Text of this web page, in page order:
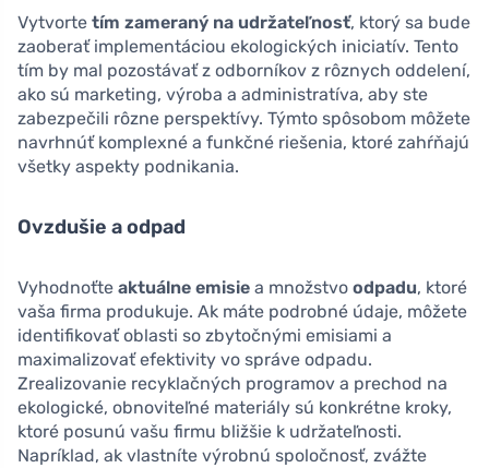
Vytvorte tím zameraný na udržateľnosť, ktorý sa bude
zaoberať implementáciou ekologických iniciatív. Tento
tím by mal pozostávať z odborníkov z rôznych oddelení,
ako sú marketing, výroba a administratíva, aby ste
zabezpečili rôzne perspektívy. Týmto spôsobom môžete
navrhnúť komplexné a funkčné riešenia, ktoré zahŕňajú
všetky aspekty podnikania.
Ovzdušie a odpad
Vyhodnoťte aktuálne emisie a množstvo odpadu, ktoré
vaša firma produkuje. Ak máte podrobné údaje, môžete
identifikovať oblasti so zbytočnými emisiami a
maximalizovať efektivity vo správe odpadu.
Zrealizovanie recyklačných programov a prechod na
ekologické, obnoviteľné materiály sú konkrétne kroky,
ktoré posunú vašu firmu bližšie k udržateľnosti.
Napríklad, ak vlastníte výrobnú spoločnosť, zvážte